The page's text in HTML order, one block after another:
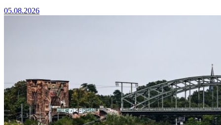
05.08.2026